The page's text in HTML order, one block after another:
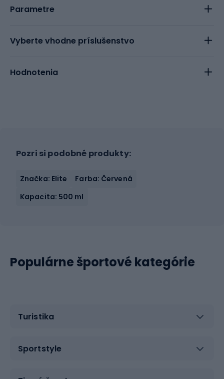
Parametre
Vyberte vhodne príslušenstvo
Hodnotenia
Pozri si podobné produkty:
Značka: Elite
Farba: Červená
Kapacita: 500 ml
Populárne športové kategórie
Turistika
Sportstyle